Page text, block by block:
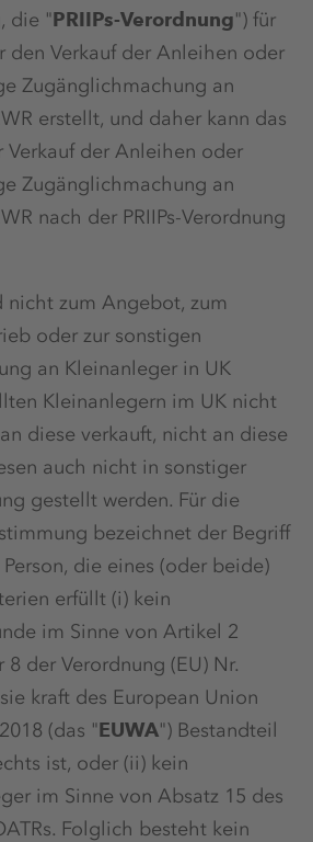
die "PRIIPs-Verordnung") für
den Verkauf der Anleihen oder
Zugänglichmachung an
erstellt, und daher kann das
der Anleihen oder
Zugänglichmachung an
nach der PRIIPs-Verordnung
nicht zum Angebot, zum
oder zur sonstigen
an Kleinanleger in UK
Kleinanlegern im UK nicht
diese verkauft, nicht an diese
auch nicht in sonstiger
gestellt werden. Für die
bezeichnet der Begriff
die eines (oder beide)
erfüllt (i) kein
im Sinne von Artikel 2
der Verordnung (EU) Nr.
kraft des European Union
(das "EUWA") Bestandteil
ist, oder (ii) kein
im Sinne von Absatz 15 des
Folglich besteht kein